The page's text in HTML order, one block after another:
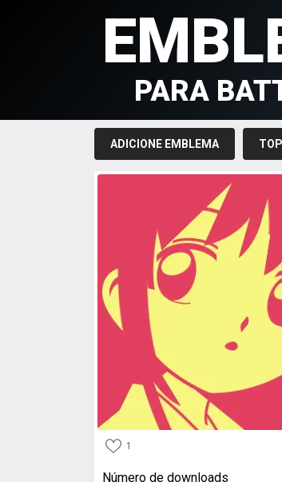
PARA
ADICIONE EMBLEMA TOP
1
Número de downloads